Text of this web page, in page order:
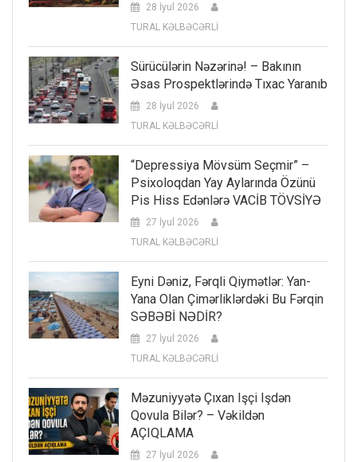
28 İyul 2026
TURAL KƏLBƏCƏRLİ
Sürücülərin Nəzərinə! – Bakının
Əsas Prospektlərində Tıxac Yaranıb
28 İyul 2026
TURAL KƏLBƏCƏRLİ
“Depressiya Mövsüm Seçmir” –
Psixoloqdan Yay Aylarında Özünü
Pis Hiss Edənlərə VACİB TÖVSİYƏ
27 İyul 2026
TURAL KƏLBƏCƏRLİ
Eyni Dəniz, Fərqli Qiymətlər: Yan-
Yana Olan Çimərliklərdəki Bu Fərqin
SƏBƏBİ NƏDİR?
27 İyul 2026
TURAL KƏLBƏCƏRLİ
Məzuniyyətə Çıxan Işçi Işdən
Qovula Bilər? – Vəkildən
AÇIQLAMA
27 İyul 2026